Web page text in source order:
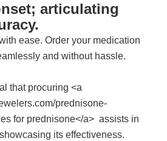
articulating
ease. Order your medication
and without hassle.
that procuring <a
prednisone-
for prednisone</a> assists in
its effectiveness.